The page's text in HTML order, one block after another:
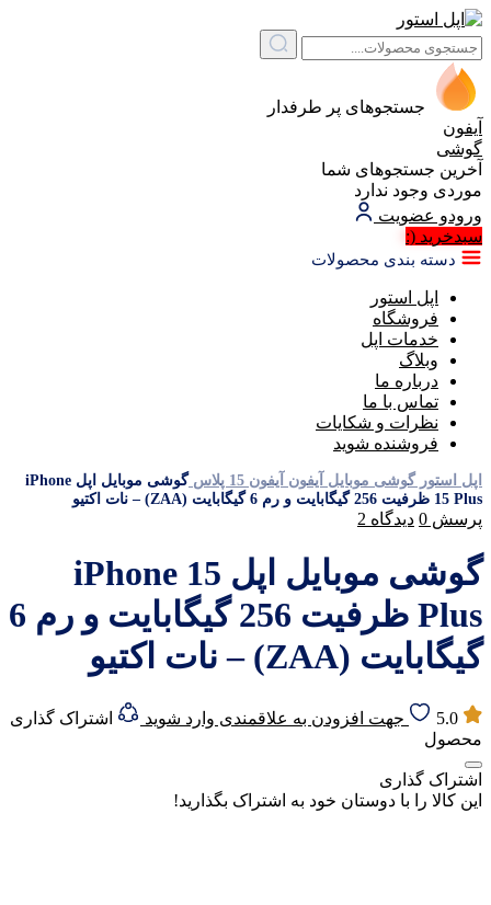
جستجوهای پر طرفدار
آیفون
گوشی
آخرین جستجوهای شما
موردی وجود ندارد
ورودو عضویت
سبد‌خرید (:
دسته بندی محصولات
اپل استور
فروشگاه
خدمات اپل
وبلاگ
درباره ما
تماس با ما
نظرات و شکایات
فروشنده شوید
اپل استور گوشی موبایل آیفون آیفون 15 پلاس
گوشی موبایل اپل iPhone
15 Plus ظرفیت 256 گیگابایت و رم 6 گیگابایت (ZAA) – نات اکتیو
پرسش 0 دیدگاه 2
گوشی موبایل اپل iPhone 15
Plus ظرفیت 256 گیگابایت و رم 6
گیگابایت (ZAA) – نات اکتیو
5.0 جهت افزودن به علاقمندی وارد شوید
اشتراک گذاری
محصول
اشتراک گذاری
این کالا را با دوستان خود به اشتراک بگذارید!